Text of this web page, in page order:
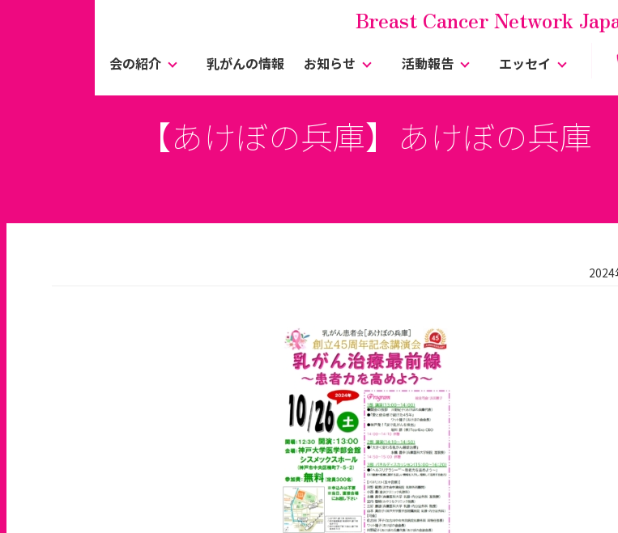
Breast Cancer Network
会の紹介 乳がんの情報 お知らせ 活動報告 エッセイ
【あけぼの兵庫】あけぼの兵
2024